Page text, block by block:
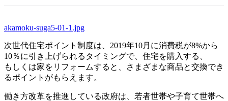
akamoku-suga5-01-1.jpg
次世代住宅ポイント制度は、2019年10月に消費税が8%から
10％に引き上げられるタイミングで、住宅を購入する、
もしくは家をリフォームすると、さまざまな商品と交換でき
るポイントがもらえます。
働き方改革を推進している政府は、若者世帯や子育て世帯へ